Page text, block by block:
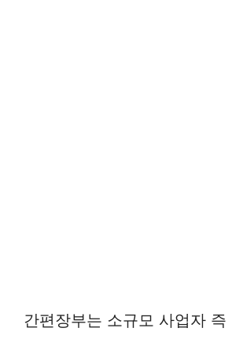
간편장부는 소규모 사업자